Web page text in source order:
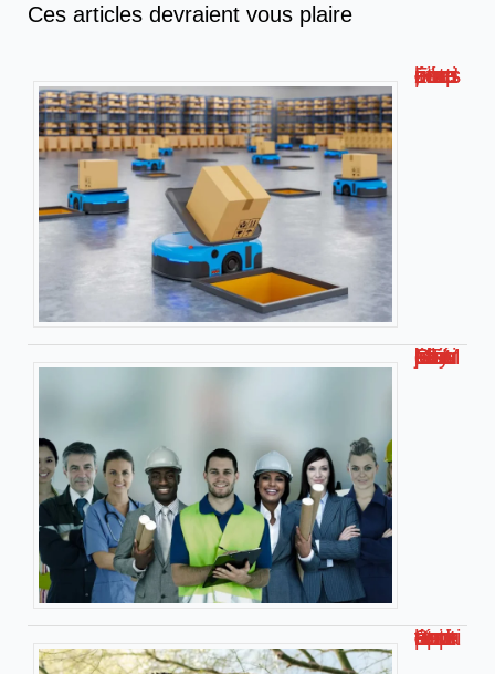
Ces articles devraient vous plaire
Formation livreur amazon : compétences, étapes et conseils !
Métier bien payé bac STMG – Les jobs les plus rémunérateurs
Smart université : l’université connectée pour apprendre autrement